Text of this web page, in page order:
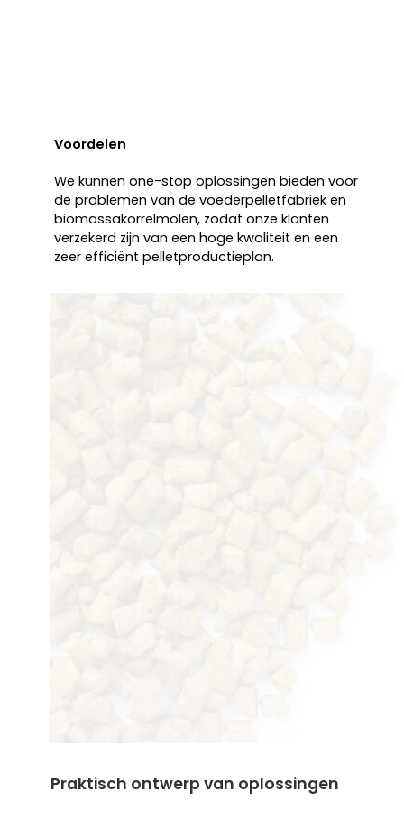
Voordelen
We kunnen one-stop oplossingen bieden voor
de problemen van de voederpelletfabriek en
biomassakorrelmolen, zodat onze klanten
verzekerd zijn van een hoge kwaliteit en een
zeer efficiënt pelletproductieplan.
Praktisch ontwerp van oplossingen